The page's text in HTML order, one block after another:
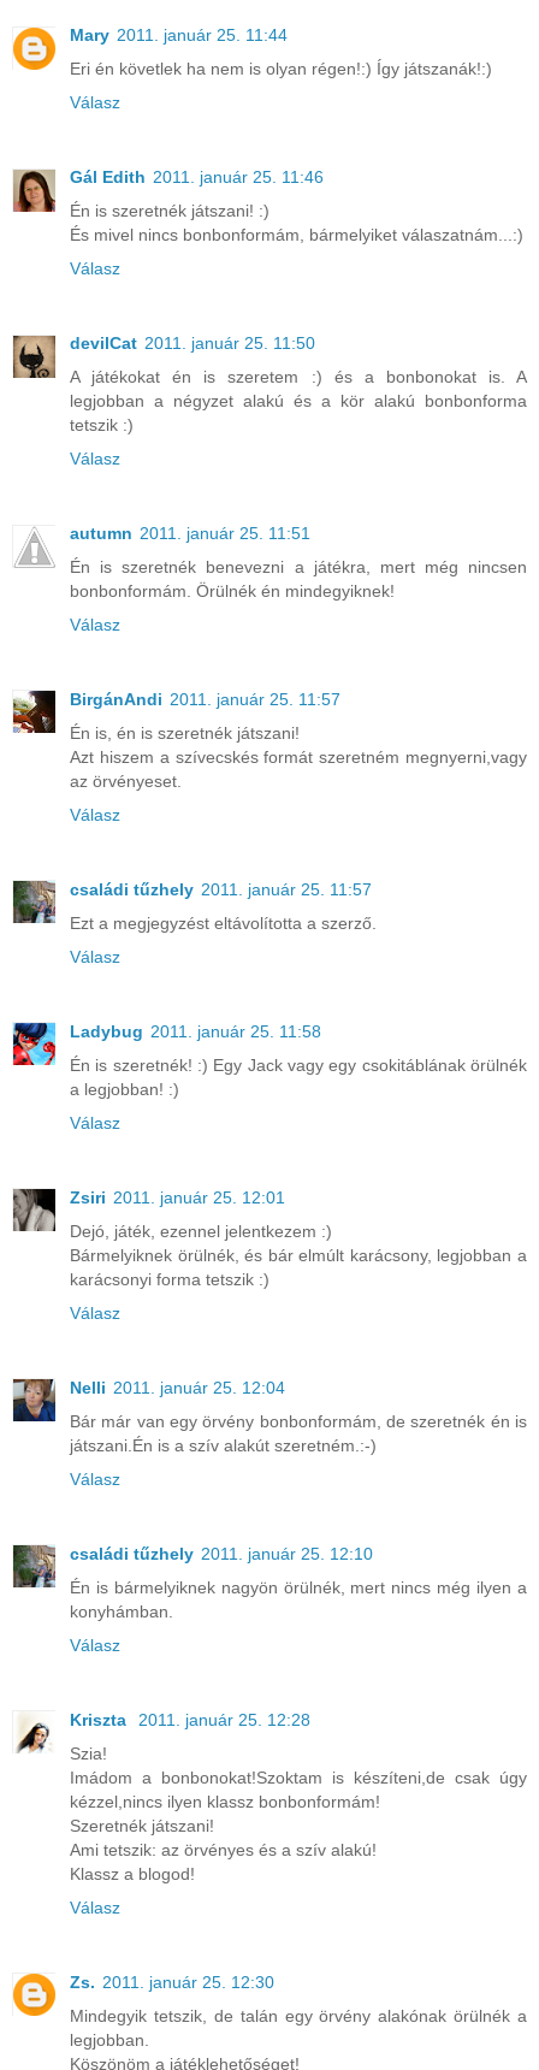
Mary 2011. január 25. 11:44
Eri én követlek ha nem is olyan régen!:) Így játszanák!:)
Válasz
Gál Edith 2011. január 25. 11:46
Én is szeretnék játszani! :)
És mivel nincs bonbonformám, bármelyiket válaszatnám...:)
Válasz
devilCat 2011. január 25. 11:50
A játékokat én is szeretem :) és a bonbonokat is. A
legjobban a négyzet alakú és a kör alakú bonbonforma
tetszik :)
Válasz
autumn 2011. január 25. 11:51
Én is szeretnék benevezni a játékra, mert még nincsen
bonbonformám. Örülnék én mindegyiknek!
Válasz
BirgánAndi 2011. január 25. 11:57
Én is, én is szeretnék játszani!
Azt hiszem a szívecskés formát szeretném megnyerni,vagy
az örvényeset.
Válasz
családi tűzhely 2011. január 25. 11:57
Ezt a megjegyzést eltávolította a szerző.
Válasz
Ladybug 2011. január 25. 11:58
Én is szeretnék! :) Egy Jack vagy egy csokitáblának örülnék
a legjobban! :)
Válasz
Zsiri 2011. január 25. 12:01
Dejó, játék, ezennel jelentkezem :)
Bármelyiknek örülnék, és bár elmúlt karácsony, legjobban a
karácsonyi forma tetszik :)
Válasz
Nelli 2011. január 25. 12:04
Bár már van egy örvény bonbonformám, de szeretnék én is
játszani.Én is a szív alakút szeretném.:-)
Válasz
családi tűzhely 2011. január 25. 12:10
Én is bármelyiknek nagyön örülnék, mert nincs még ilyen a
konyhámban.
Válasz
Kriszta
2011. január 25. 12:28
Szia!
Imádom a bonbonokat!Szoktam is készíteni,de csak úgy
kézzel,nincs ilyen klassz bonbonformám!
Szeretnék játszani!
Ami tetszik: az örvényes és a szív alakú!
Klassz a blogod!
Válasz
Zs. 2011. január 25. 12:30
Mindegyik tetszik, de talán egy örvény alakónak örülnék a
legjobban.
Köszönöm a játéklehetőséget!